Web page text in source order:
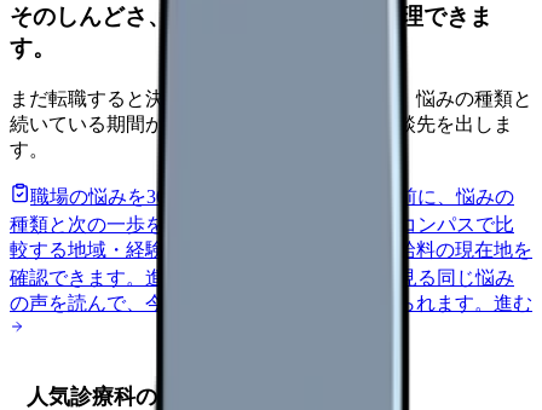
そのしんどさ、転職すべきサインか整理できま
す。
まだ転職すると決めていなくても大丈夫です。悩みの種類と
続いている期間から、次に見るべき記事と相談先を出しま
す。
職場の悩みを30秒で診断
辞めるべきか迷う前に、悩みの
種類と次の一歩を整理します。
給料コンパスで比
較する地域・経験年数・施設形態から、今の給料の現在地を
確認できます。 進む 匿名掲示板で本音を見る 同じ悩み
の声を読んで、今の職場だけの問題か確かめられます。 進む
人気診療科の特徴と動向分析